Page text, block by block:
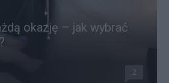
okazję – jak wybrać
2